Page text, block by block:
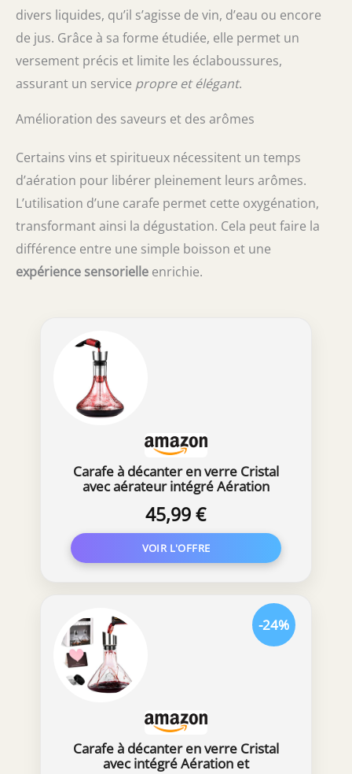
divers liquides, qu’il s’agisse de vin, d’eau ou encore
de jus. Grâce à sa forme étudiée, elle permet un
versement précis et limite les éclaboussures,
assurant un service propre et élégant.
Amélioration des saveurs et des arômes
Certains vins et spiritueux nécessitent un temps
d’aération pour libérer pleinement leurs arômes.
L’utilisation d’une carafe permet cette oxygénation,
transformant ainsi la dégustation. Cela peut faire la
différence entre une simple boisson et une
expérience sensorielle enrichie.
Carafe à décanter en verre Cristal
avec aérateur intégré Aération
45,99 €
Carafe à décanter en verre Cristal
avec intégré Aération et
-24%